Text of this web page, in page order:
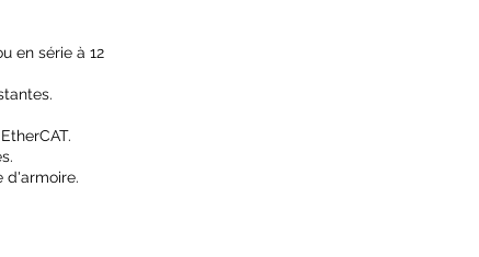
en série à 12
d'armoire.